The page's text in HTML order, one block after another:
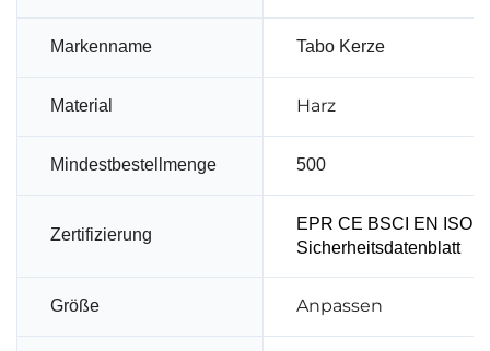
Markenname Tabo Kerze
Material Harz
Mindestbestellmenge 500
Zertifizierung
EPR CE BSCI EN ISO
Sicherheitsdatenblatt
Größe Anpassen